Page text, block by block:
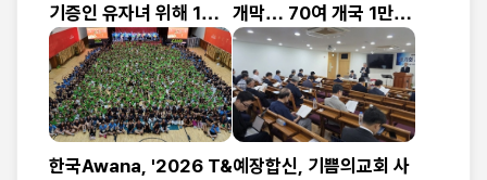
기증인 유자녀 위해 1천
만 원 기부
개막… 70여 개국 1만2
천여 명 참가
한국Awana, '2026 T&예장합신, 기쁨의교회 사